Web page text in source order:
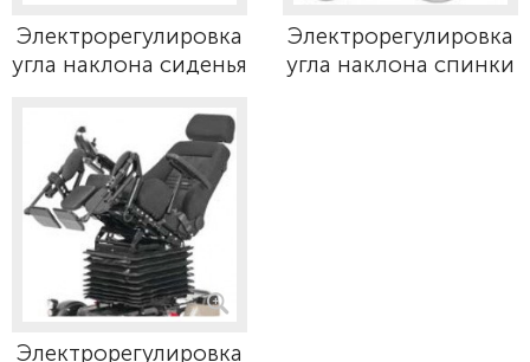
Электрорегулировка
угла наклона сиденья
Электрорегулировка
угла наклона спинки
Электрорегулировка